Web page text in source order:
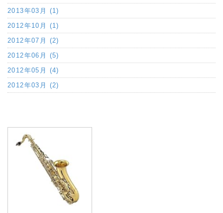
2013年03月 (1)
2012年10月 (1)
2012年07月 (2)
2012年06月 (5)
2012年05月 (4)
2012年03月 (2)